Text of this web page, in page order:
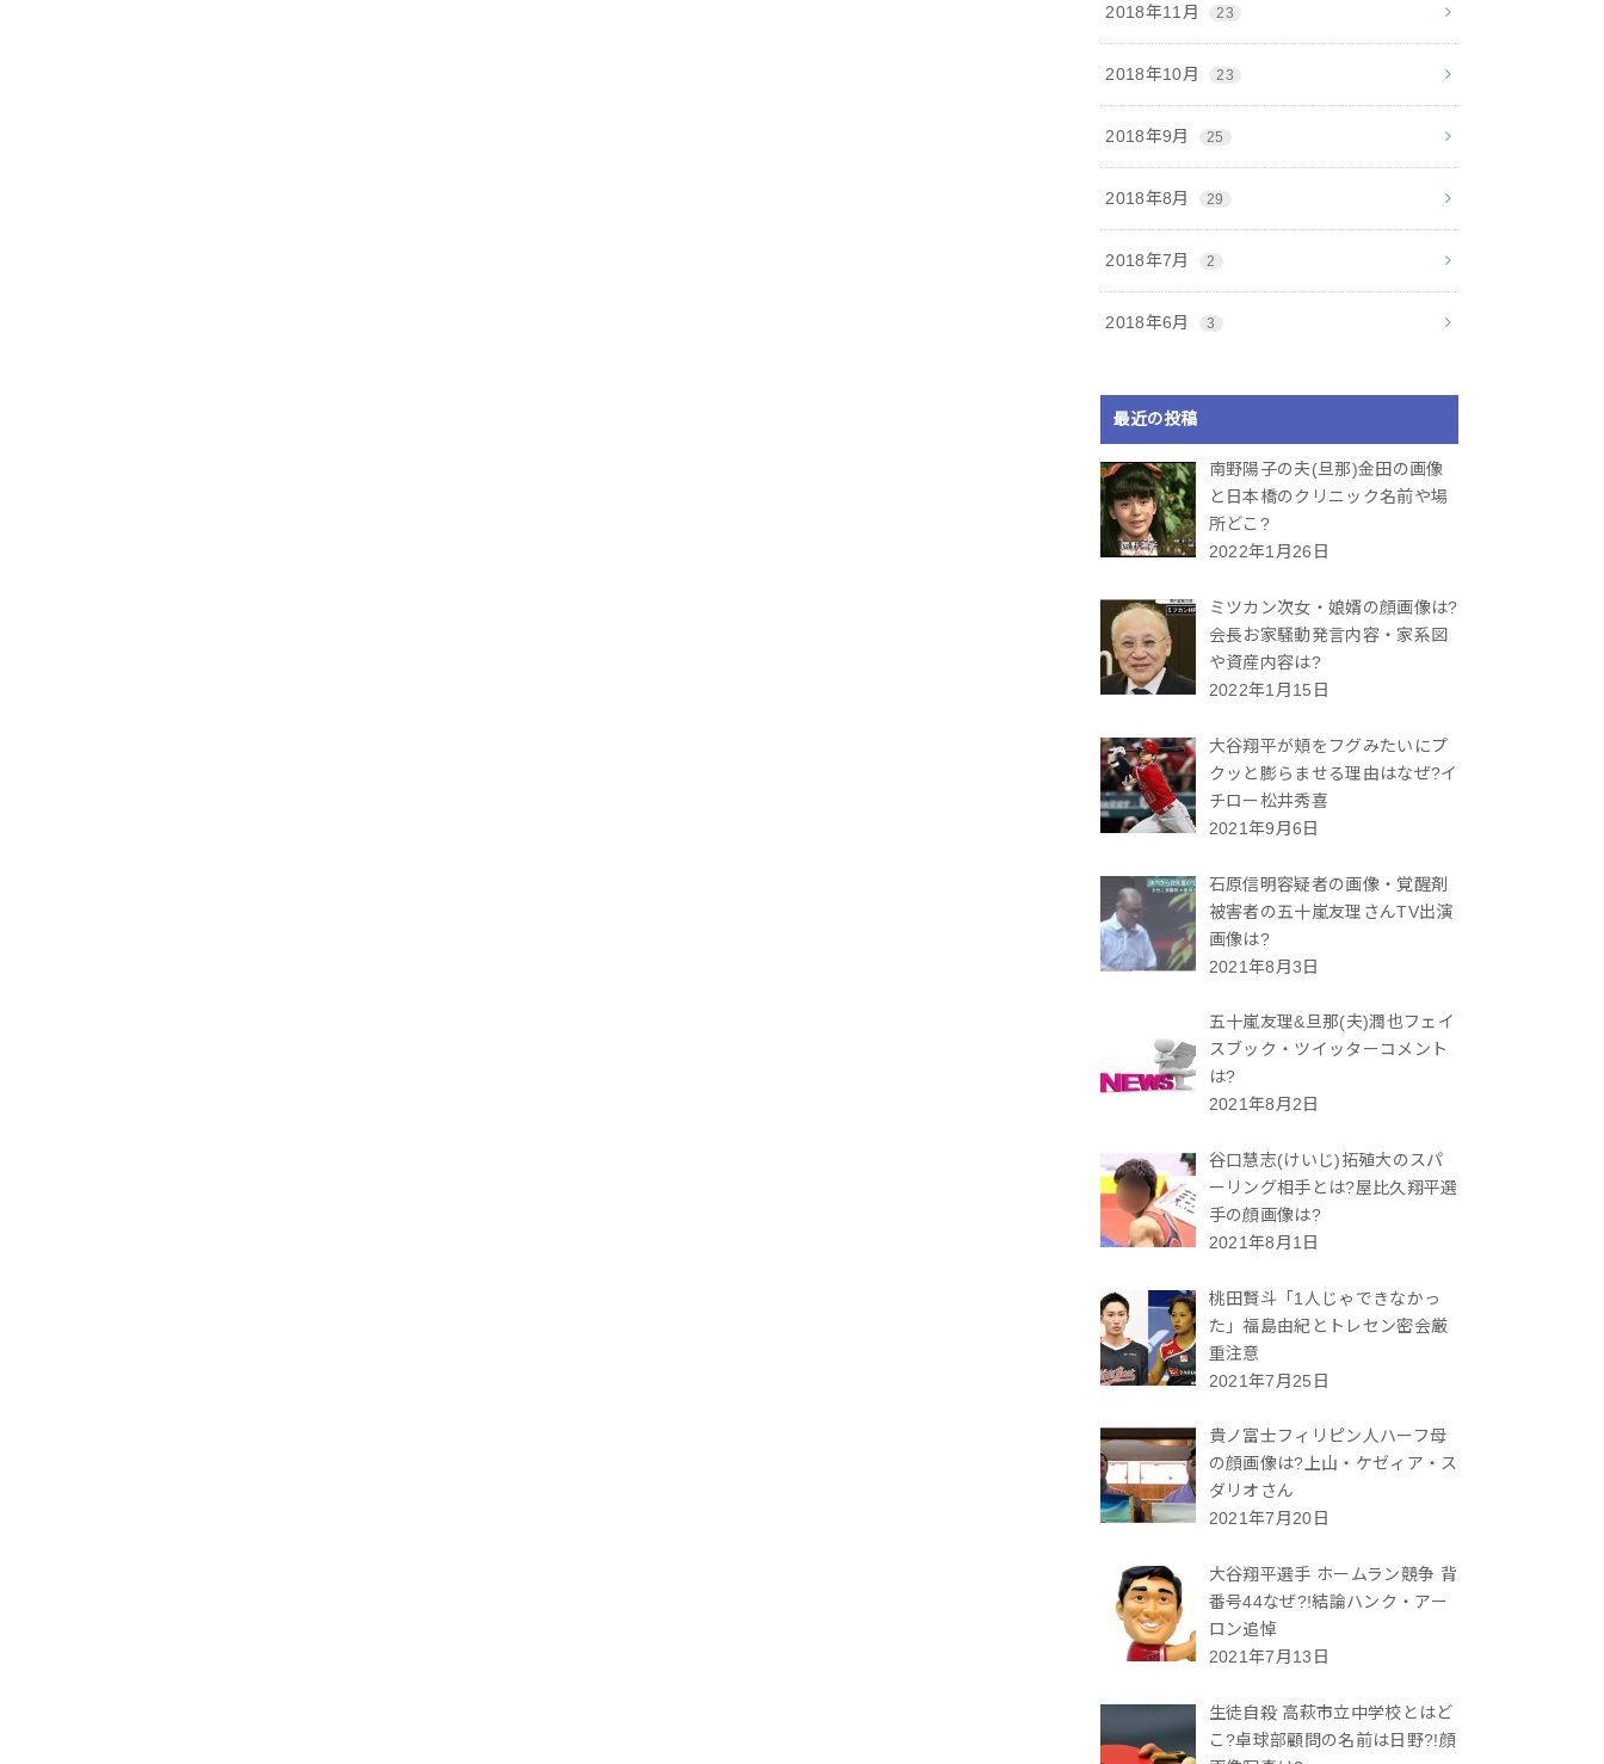
2018年11月 23
2018年10月 23
2018年9月 25
2018年8月 29
2018年7月 2
2018年6月 3
最近の投稿
南野陽子の夫(旦那)金田の画像
と日本橋のクリニック名前や場
所どこ?
2022年1月26日
ミツカン次女・娘婿の顔画像は?
会長お家騒動発言内容・家系図
や資産内容は?
2022年1月15日
大谷翔平が頬をフグみたいにプ
クッと膨らませる理由はなぜ?イ
チロー松井秀喜
2021年9月6日
石原信明容疑者の画像・覚醒剤
被害者の五十嵐友理さんTV出演
画像は?
2021年8月3日
五十嵐友理&旦那(夫)潤也フェイ
スブック・ツイッターコメント
は?
2021年8月2日
谷口慧志(けいじ)拓殖大のスパ
ーリング相手とは?屋比久翔平選
手の顔画像は?
2021年8月1日
桃田賢斗「1人じゃできなかっ
た」福島由紀とトレセン密会厳
重注意
2021年7月25日
貴ノ富士フィリピン人ハーフ母
の顔画像は?上山・ケゼィア・ス
ダリオさん
2021年7月20日
大谷翔平選手 ホームラン競争 背
番号44なぜ?!結論ハンク・アー
ロン追悼
2021年7月13日
生徒自殺 高萩市立中学校とはど
こ?卓球部顧問の名前は日野?!顔